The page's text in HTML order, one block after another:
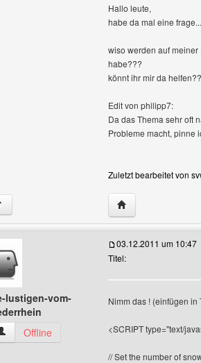
Hallo leute,
habe da mal eine frage...
wiso werden auf
habe???
könnt ihr mir da
Edit von philipp7:
Da das Thema sehr oft
Probleme macht, pinne
Zuletzt bearbeitet von
Website dieses
lustigen-vom-
lustigen-vom-niederrhein Benutzer-Profile
Offline
03.12.2011 um 10:47
Titel:
Nimm das ! (einfügen in
<SCRIPT type="text/
// Set the number of